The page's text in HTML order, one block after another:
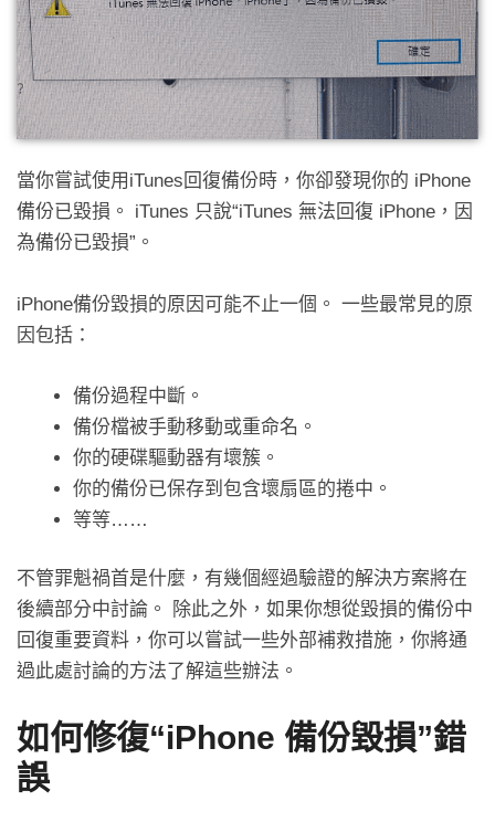
當你嘗試使用iTunes回復備份時，你卻發現你的 iPhone
備份已毀損。 iTunes 只說“iTunes 無法回復 iPhone，因
為備份已毀損”。
iPhone備份毀損的原因可能不止一個。 一些最常見的原
因包括：
備份過程中斷。
備份檔被手動移動或重命名。
你的硬碟驅動器有壞簇。
你的備份已保存到包含壞扇區的捲中。
等等……
不管罪魁禍首是什麼，有幾個經過驗證的解決方案將在
後續部分中討論。 除此之外，如果你想從毀損的備份中
回復重要資料，你可以嘗試一些外部補救措施，你將通
過此處討論的方法了解這些辦法。
如何修復“iPhone 備份毀損”錯
誤